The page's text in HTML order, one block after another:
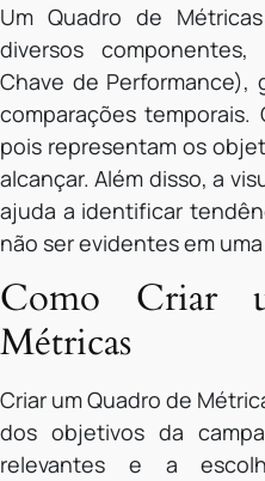
Um Quadro de
diversos
Chave de Performance),
comparações temporais.
pois representam os
alcançar. Além disso, a
ajuda a identificar
não ser evidentes em
Como Criar
Métricas
Criar um Quadro de
dos objetivos da
relevantes e a